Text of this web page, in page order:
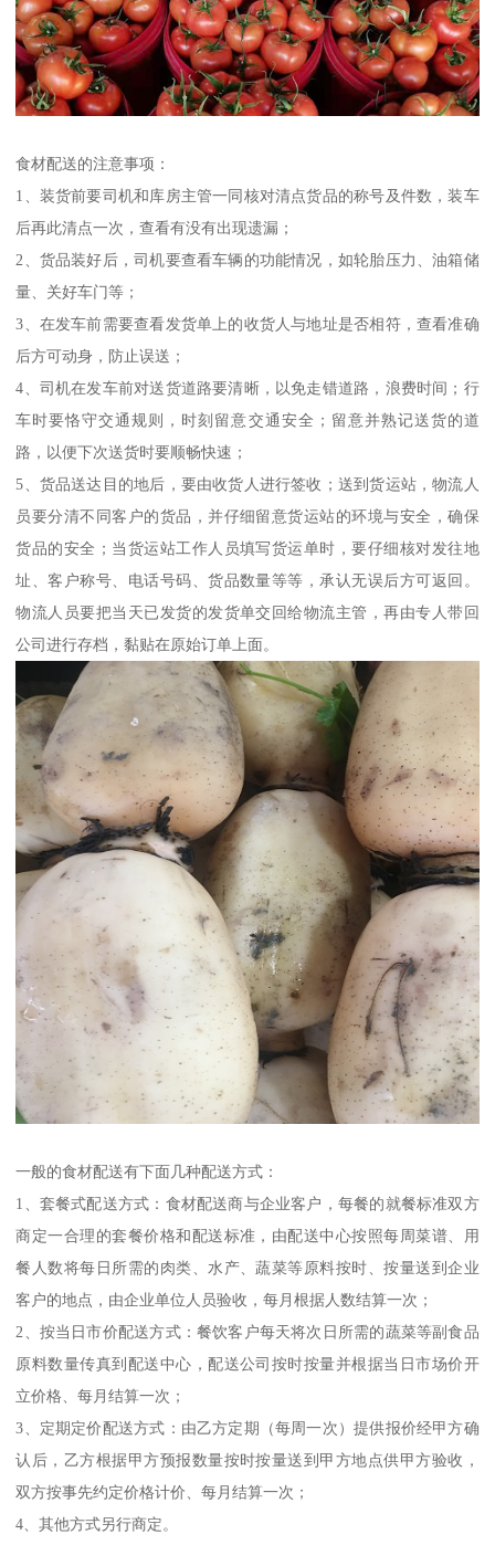
食材配送的注意事项：
1、装货前要司机和库房主管一同核对清点货品的称号及件数，装车
后再此清点一次，查看有没有出现遗漏；
2、货品装好后，司机要查看车辆的功能情况，如轮胎压力、油箱储
量、关好车门等；
3、在发车前需要查看发货单上的收货人与地址是否相符，查看准确
后方可动身，防止误送；
4、司机在发车前对送货道路要清晰，以免走错道路，浪费时间；行
车时要恪守交通规则，时刻留意交通安全；留意并熟记送货的道
路，以便下次送货时要顺畅快速；
5、货品送达目的地后，要由收货人进行签收；送到货运站，物流人
员要分清不同客户的货品，并仔细留意货运站的环境与安全，确保
货品的安全；当货运站工作人员填写货运单时，要仔细核对发往地
址、客户称号、电话号码、货品数量等等，承认无误后方可返回。
物流人员要把当天已发货的发货单交回给物流主管，再由专人带回
公司进行存档，黏贴在原始订单上面。
一般的食材配送有下面几种配送方式：
1、套餐式配送方式：食材配送商与企业客户，每餐的就餐标准双方
商定一合理的套餐价格和配送标准，由配送中心按照每周菜谱、用
餐人数将每日所需的肉类、水产、蔬菜等原料按时、按量送到企业
客户的地点，由企业单位人员验收，每月根据人数结算一次；
2、按当日市价配送方式：餐饮客户每天将次日所需的蔬菜等副食品
原料数量传真到配送中心，配送公司按时按量并根据当日市场价开
立价格、每月结算一次；
3、定期定价配送方式：由乙方定期（每周一次）提供报价经甲方确
认后，乙方根据甲方预报数量按时按量送到甲方地点供甲方验收，
双方按事先约定价格计价、每月结算一次；
4、其他方式另行商定。